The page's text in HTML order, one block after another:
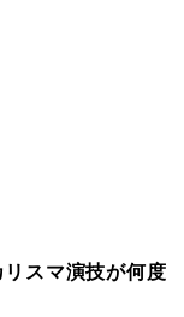
スマ演技が何度